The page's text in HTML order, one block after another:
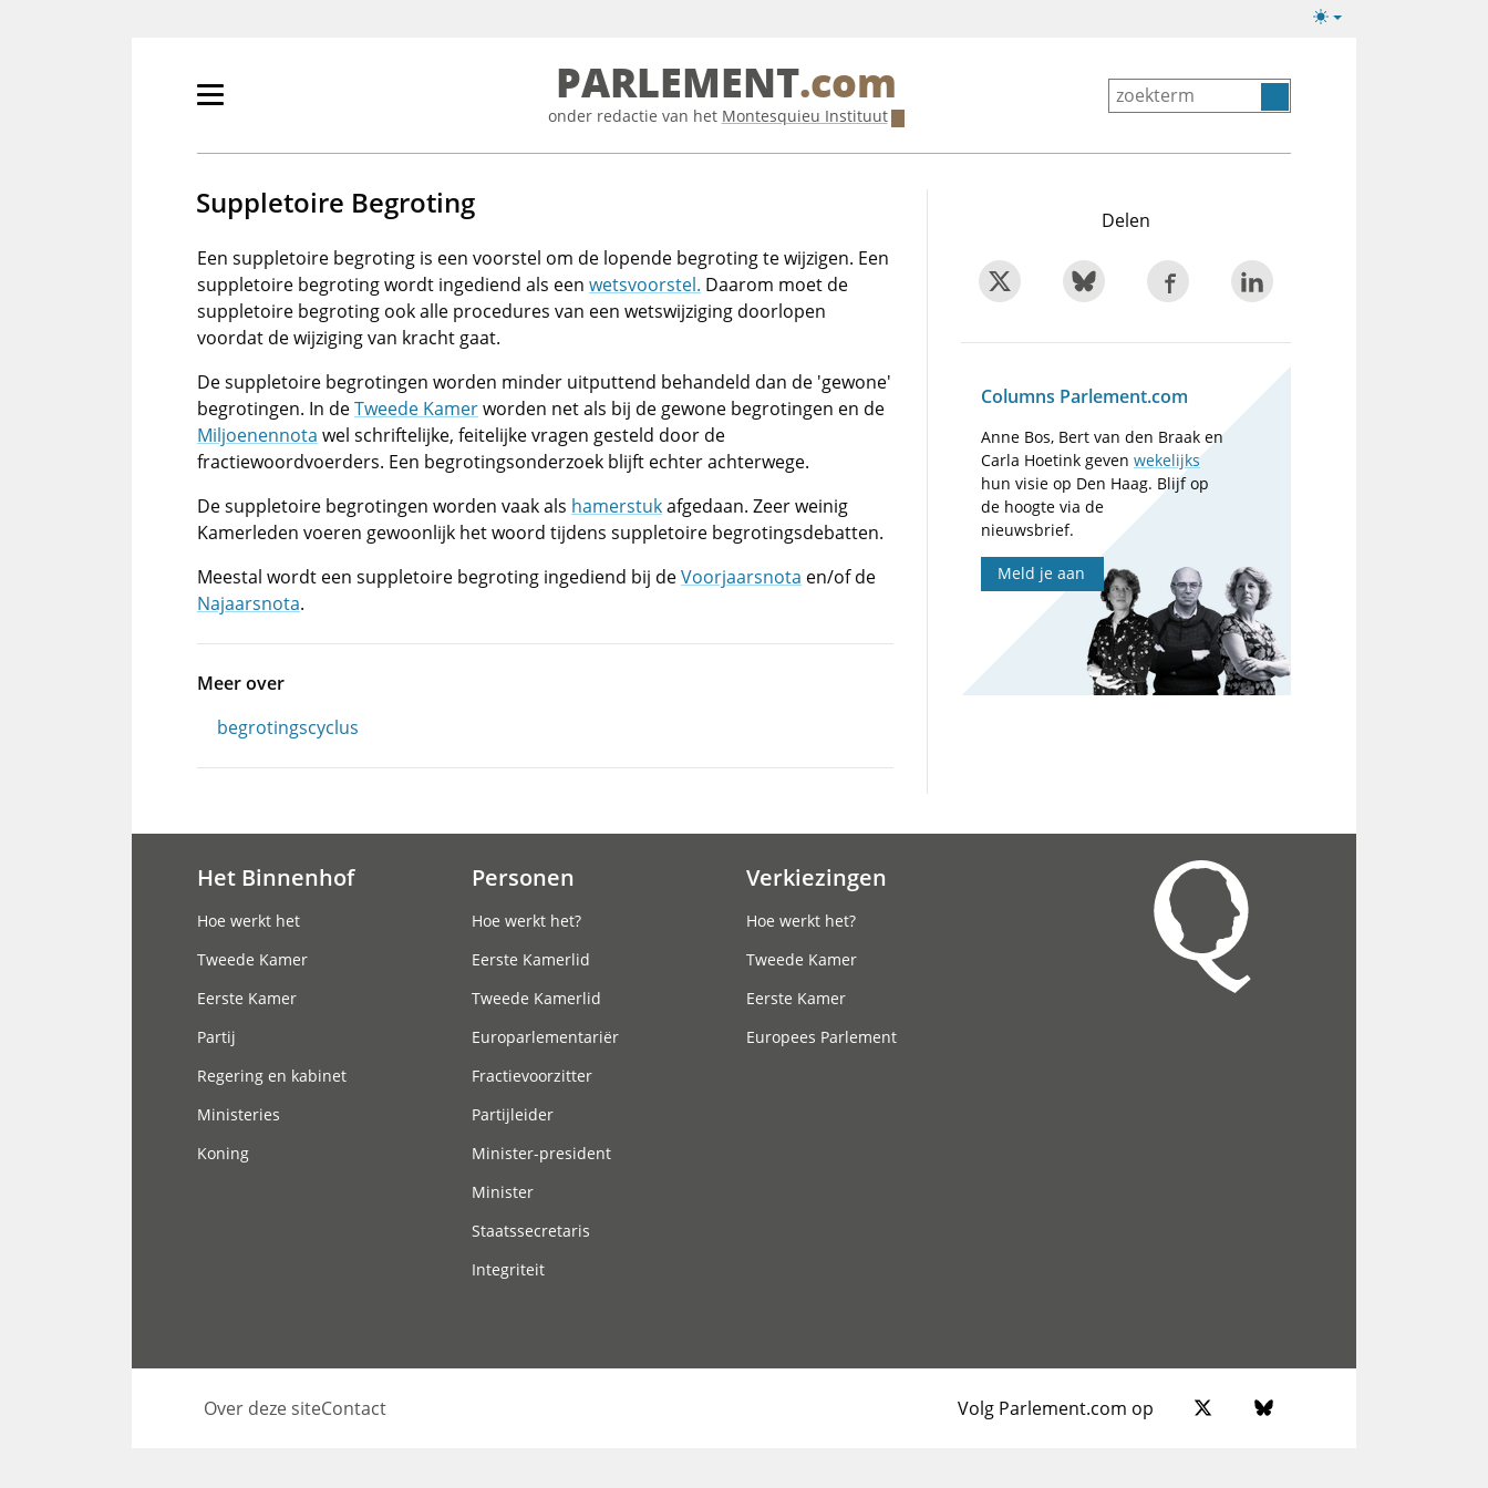
Lichte/donkere
Primair
tonen/verbergen
PARLEMENT.com
onder redactie van het Montesquieu Instituut
Suppletoire Begroting
Een suppletoire begroting is een voorstel om de lopende begroting te wijzigen. Een
suppletoire begroting wordt ingediend als een wetsvoorstel. Daarom moet de
suppletoire begroting ook alle procedures van een wetswijziging doorlopen
voordat de wijziging van kracht gaat.
De suppletoire begrotingen worden minder uitputtend behandeld dan de 'gewone'
begrotingen. In deTweede Kamerworden net als bij de gewone begrotingen en de
Miljoenennota wel schriftelijke, feitelijke vragen gesteld door de
fractiewoordvoerders. Een begrotingsonderzoek blijft echter achterwege.
De suppletoire begrotingen worden vaak als hamerstukafgedaan. Zeer weinig
Kamerleden voeren gewoonlijk het woord tijdens suppletoire begrotingsdebatten.
Meestal wordt een suppletoire begroting ingediend bij deVoorjaarsnota en/of de
Najaarsnota.
Meer over
begrotingscyclus
Delen
Columns Parlement.com
Anne Bos, Bert van den Braak en
Carla Hoetink gevenwekelijks
hun visie op Den Haag. Blijf op
de hoogte via de
nieuwsbrief.
Meld je aan
Het Binnenhof
Hoe werkt het
Tweede Kamer
Eerste Kamer
Partij
Regering en kabinet
Ministeries
Koning
Personen
Hoe werkt het?
Eerste Kamerlid
Tweede Kamerlid
Europarlementariër
Fractievoorzitter
Partijleider
Minister-president
Minister
Staatssecretaris
Integriteit
Verkiezingen
Hoe werkt het?
Tweede Kamer
Eerste Kamer
Europees Parlement
Over deze siteContact Volg Parlement.com op